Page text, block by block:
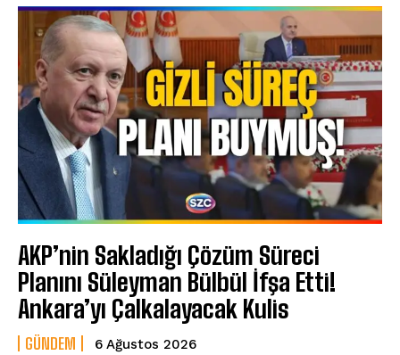
AKP’nin Sakladığı Çözüm Süreci
Planını Süleyman Bülbül İfşa Etti!
Ankara’yı Çalkalayacak Kulis
GÜNDEM 6 Ağustos 2026